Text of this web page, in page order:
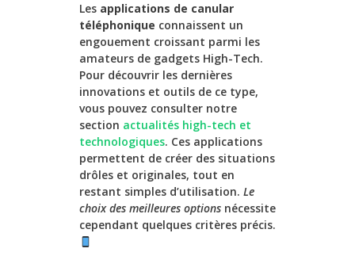
Les applications de canular
téléphonique connaissent un
engouement croissant parmi les
amateurs de gadgets High-Tech.
Pour découvrir les dernières
innovations et outils de ce type,
vous pouvez consulter notre
section actualités high-tech et
technologiques. Ces applications
permettent de créer des situations
drôles et originales, tout en
restant simples d’utilisation. Le
choix des meilleures options nécessite
cependant quelques critères précis.